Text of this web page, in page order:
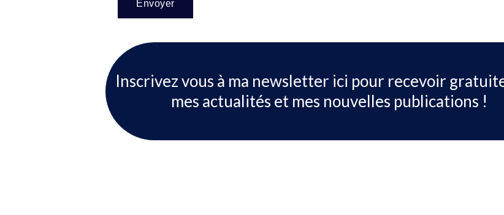
Inscrivez vous à ma newsletter ici pour recevoir
mes actualités et mes nouvelles publications !